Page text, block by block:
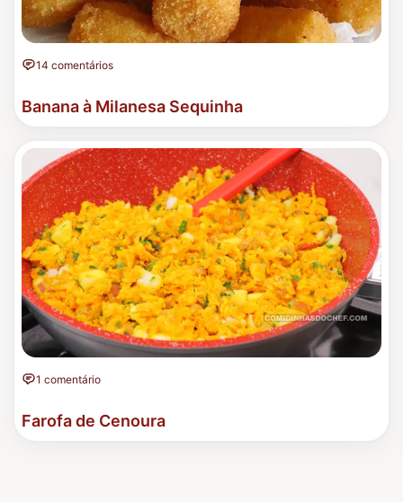
14 comentários
Banana à Milanesa Sequinha
1 comentário
Farofa de Cenoura